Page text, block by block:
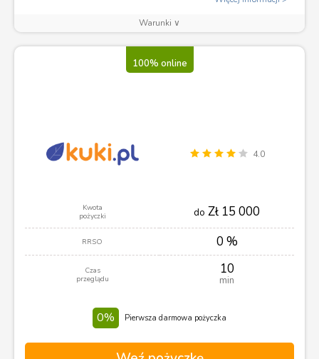
Warunki ∨
100% online
4.0
Kwota
pożyczki
do Zł 15 000
RRSO 0 %
Czas
przeglądu
10
min
0% Pierwsza darmowa pożyczka